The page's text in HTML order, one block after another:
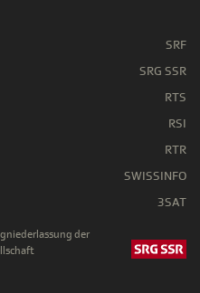
SRF
SRG SSR
RTS
RSI
RTR
SWISSINFO
3SAT
der